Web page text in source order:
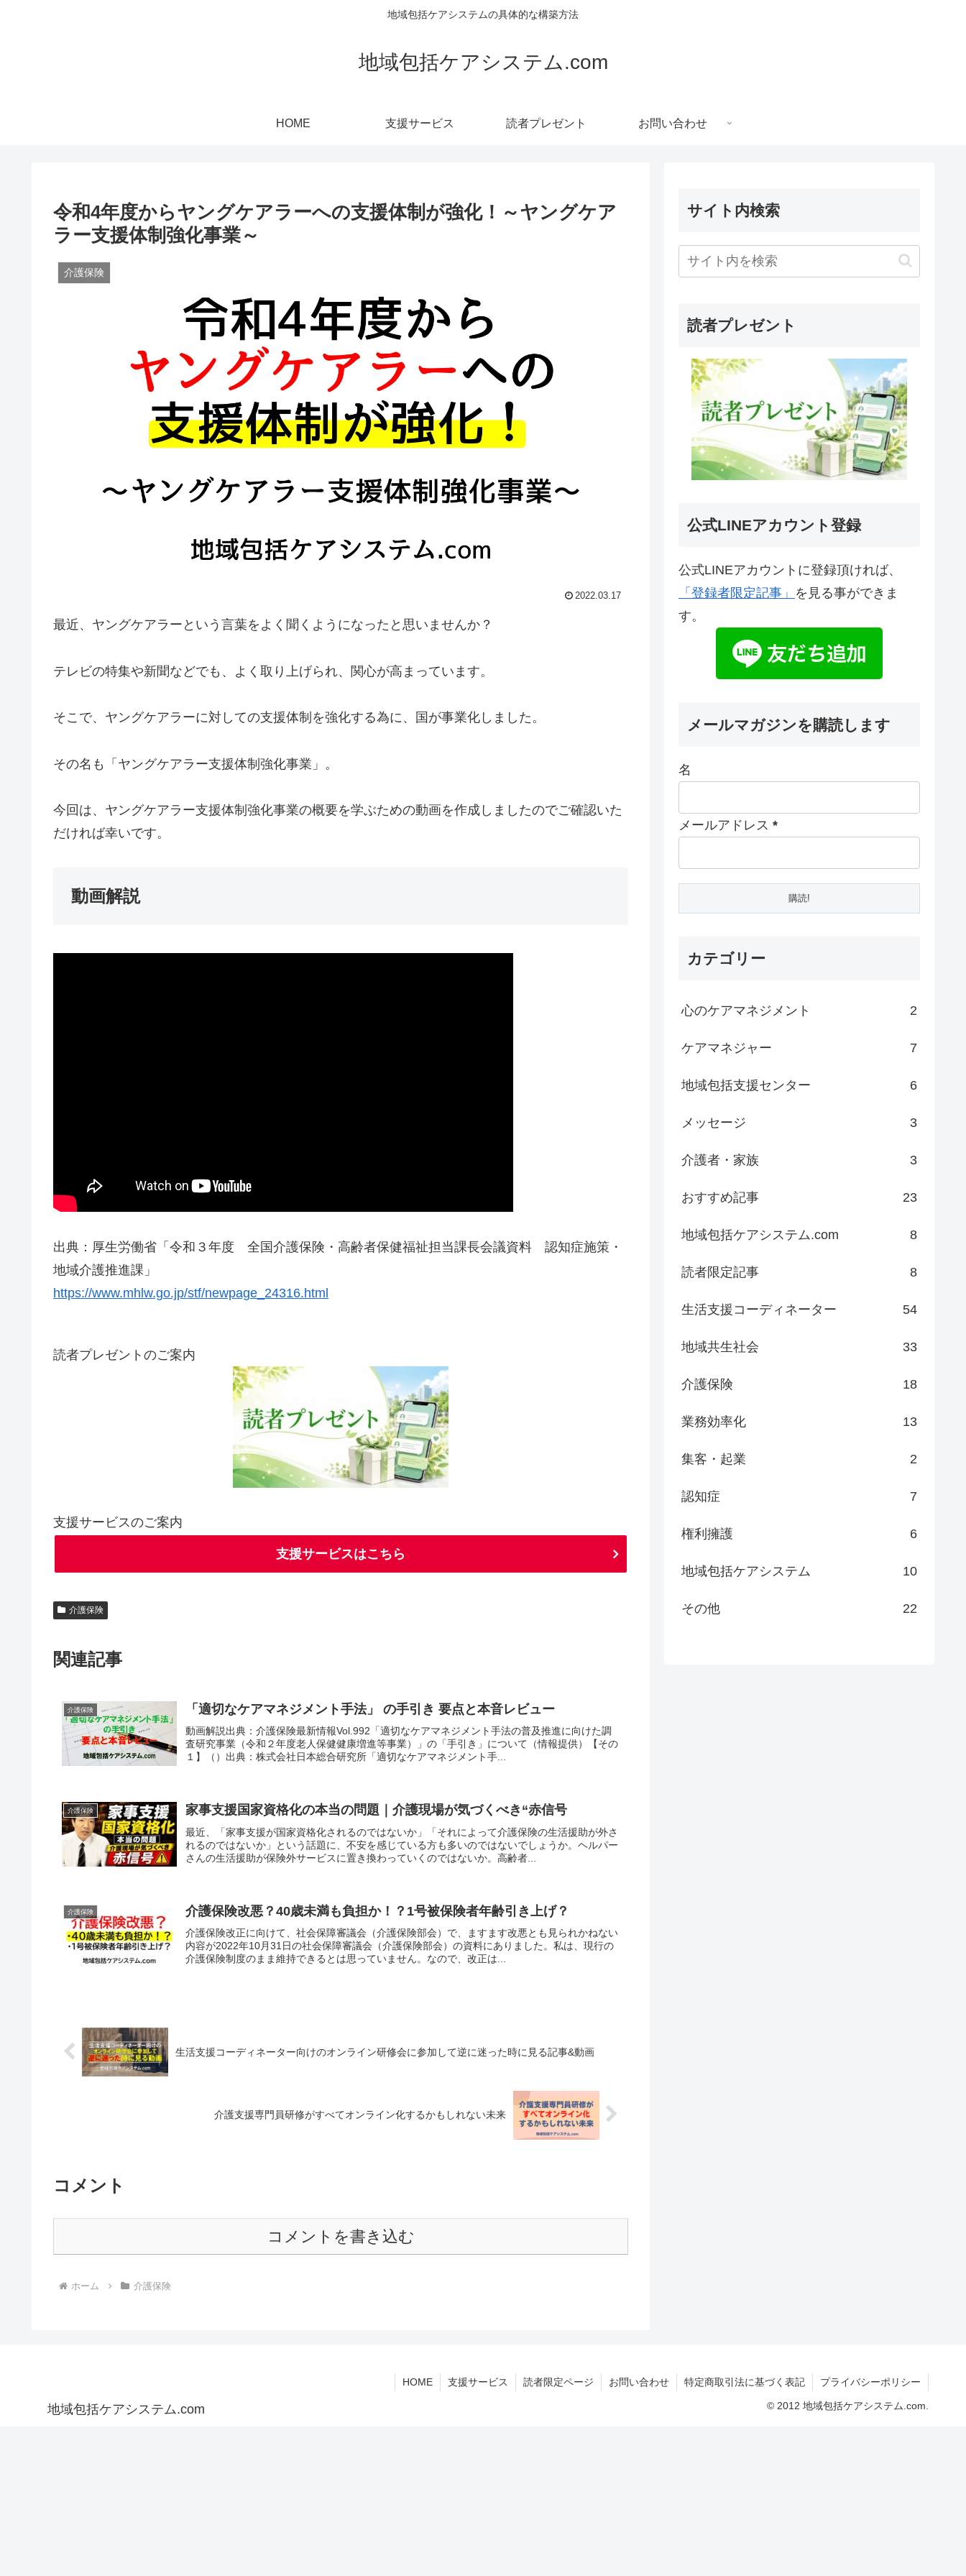
地域包括ケアシステムの具体的な構築方法
地域包括ケアシステム.com
HOME 支援サービス 読者プレゼント お問い合わせ
令和4年度からヤングケアラーへの支援体制が強化！～ヤングケア
ラー支援体制強化事業～
介護保険
2022.03.17
最近、ヤングケアラーという言葉をよく聞くようになったと思いませんか？
テレビの特集や新聞などでも、よく取り上げられ、関心が高まっています。
そこで、ヤングケアラーに対しての支援体制を強化する為に、国が事業化しました。
その名も「ヤングケアラー支援体制強化事業」。
今回は、ヤングケアラー支援体制強化事業の概要を学ぶための動画を作成しましたのでご確認いた
だければ幸いです。
動画解説
出典：厚生労働省「令和３年度 全国介護保険・高齢者保健福祉担当課長会議資料 認知症施策・
地域介護推進課」
https://www.mhlw.go.jp/stf/newpage_24316.html
読者プレゼントのご案内
支援サービスのご案内
支援サービスはこちら
介護保険
関連記事
介護保険 「適切なケアマネジメント手法」 の手引き 要点と本音レビュー
動画解説出典：介護保険最新情報Vol.992「適切なケアマネジメント手法の普及推進に向けた調
査研究事業（令和２年度老人保健健康増進等事業）」の「手引き」について（情報提供）【その
１】（）出典：株式会社日本総合研究所「適切なケアマネジメント手...
介護保険 家事支援国家資格化の本当の問題｜介護現場が気づくべき“赤信号
最近、「家事支援が国家資格化されるのではないか」「それによって介護保険の生活援助が外さ
れるのではないか」という話題に、不安を感じている方も多いのではないでしょうか。ヘルパー
さんの生活援助が保険外サービスに置き換わっていくのではないか。高齢者...
介護保険 介護保険改悪？40歳未満も負担か！？1号被保険者年齢引き上げ？
介護保険改正に向けて、社会保障審議会（介護保険部会）で、ますます改悪とも見られかねない
内容が2022年10月31日の社会保障審議会（介護保険部会）の資料にありました。私は、現行の
介護保険制度のまま維持できるとは思っていません。なので、改正は...
生活支援コーディネーター向けのオンライン研修会に参加して逆に迷った時に見る記事&動画
介護支援専門員研修がすべてオンライン化するかもしれない未来
コメント
コメントを書き込む
ホーム 介護保険
サイト内検索
読者プレゼント
公式LINEアカウント登録
公式LINEアカウントに登録頂ければ、
「登録者限定記事」 を見る事ができま
す。
メールマガジンを購読します
名
メールアドレス *
カテゴリー
心のケアマネジメント 2
ケアマネジャー 7
地域包括支援センター 6
メッセージ 3
介護者・家族 3
おすすめ記事 23
地域包括ケアシステム.com 8
読者限定記事 8
生活支援コーディネーター 54
地域共生社会 33
介護保険 18
業務効率化 13
集客・起業 2
認知症 7
権利擁護 6
地域包括ケアシステム 10
その他 22
地域包括ケアシステム.com
HOME 支援サービス 読者限定ページ お問い合わせ 特定商取引法に基づく表記 プライバシーポリシー
© 2012 地域包括ケアシステム.com.